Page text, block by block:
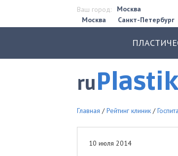
Ваш город:
Москва
Москва
Санкт-Петербург
ru
Главная /Рейтинг клиник /
10 июля 2014